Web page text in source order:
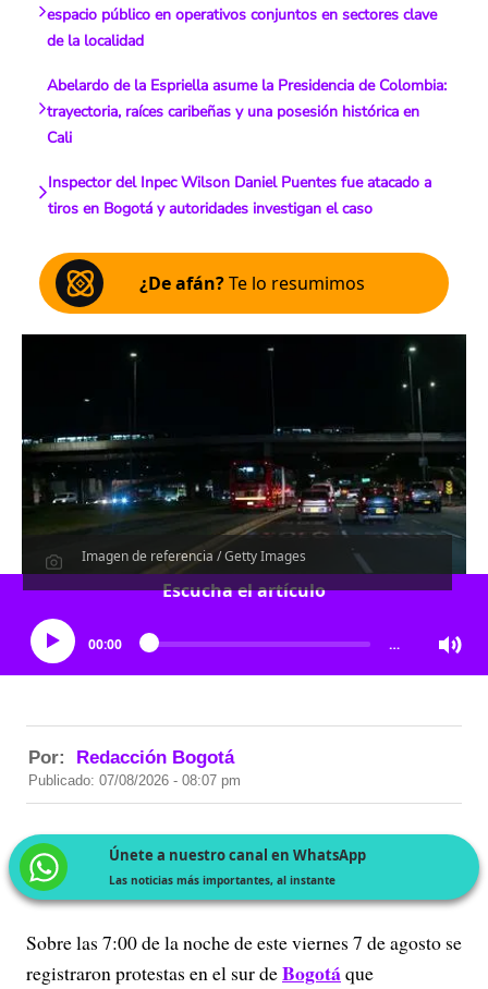
espacio público en operativos conjuntos en sectores clave
de la localidad
Abelardo de la Espriella asume la Presidencia de Colombia:
trayectoria, raíces caribeñas y una posesión histórica en
Cali
Inspector del Inpec Wilson Daniel Puentes fue atacado a
tiros en Bogotá y autoridades investigan el caso
¿De afán?Te lo resumimos
Imagen de referencia / Getty Images
Escucha el artículo
00:00 …
Por: Redacción Bogotá
Publicado: 07/08/2026 - 08:07 pm
Únete a nuestro canal en WhatsApp
Las noticias más importantes, al instante
Sobre las 7:00 de la noche de este viernes 7 de agosto se
registraron protestas en el sur deBogotáque